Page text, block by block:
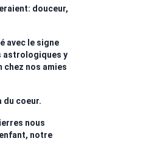
douceur,
avec le signe
astrologiques y
nos amies
du coeur.
nous
notre